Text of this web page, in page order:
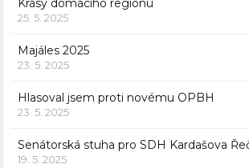
Krásy domácího regionu
25. 5. 2025
Majáles 2025
23. 5. 2025
Hlasoval jsem proti novému OPBH
23. 5. 2025
Senátorská stuha pro SDH Kardašova
19. 5. 2025